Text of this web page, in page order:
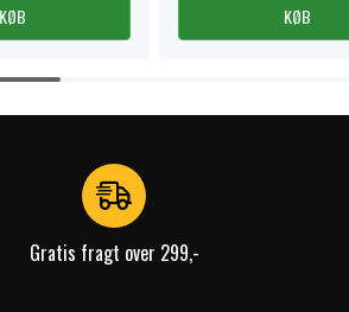
KØB KØB
Gratis fragt over 299,-